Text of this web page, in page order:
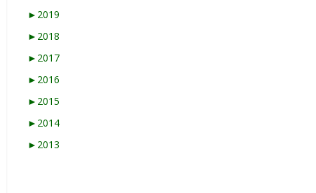
► 2019
► 2018
► 2017
► 2016
► 2015
► 2014
► 2013